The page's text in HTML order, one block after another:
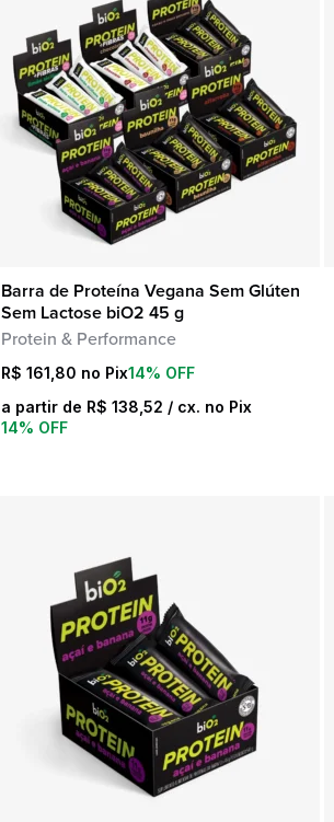
Outlet
COMPRA RÁPIDA
Barra de Proteína Vegana Sem Glúten
Sem Lactose biO2 45 g
Protein & Performance
R$ 161,80
14% OFF
a partir de R$ 138,52 / cx. no Pix
14% OFF